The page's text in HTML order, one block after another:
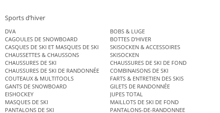
Sports d’hiver
DVA
BOBS & LUGE
CAGOULES DE SNOWBOARD
BOTTES D’HIVER
CASQUES DE SKI ET MASQUES DE SKI
SKISOCKEN & ACCESSOIRES
CHAUSSETTES & CHAUSSONS
SKISOCKEN
CHAUSSURES DE SKI
CHAUSSURES DE SKI DE FOND
CHAUSSURES DE SKI DE RANDONNÉE
COMBINAISONS DE SKI
COUTEAUX & MULTITOOLS
FARTS & ENTRETIEN DES SKIS
GANTS DE SNOWBOARD
GILETS DE RANDONNÉE
EISHOCKEY
JUPES TOTAL
MASQUES DE SKI
MAILLOTS DE SKI DE FOND
PANTALONS DE SKI
PANTALONS-DE-RANDONNEE